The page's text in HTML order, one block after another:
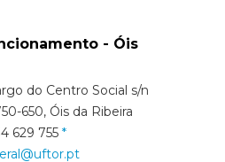
- Óis
do Centro Social s/n
650, Óis da Ribeira
629 755